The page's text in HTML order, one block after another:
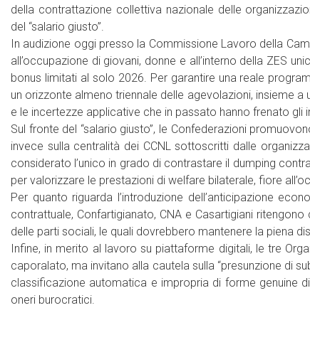
della contrattazione collettiva nazionale delle
del “salario giusto”.
In audizione oggi presso la Commissione Lavoro della
all’occupazione di giovani, donne e all’interno della ZES
bonus limitati al solo 2026. Per garantire una reale
un orizzonte almeno triennale delle agevolazioni, insieme
e le incertezze applicative che in passato hanno frenato gli
Sul fronte del “salario giusto”, le Confederazioni
invece sulla centralità dei CCNL sottoscritti dalle
considerato l’unico in grado di contrastare il dumping
per valorizzare le prestazioni di welfare bilaterale, fiore
Per quanto riguarda l’introduzione dell’anticipazione
contrattuale, Confartigianato, CNA e Casartigiani
delle parti sociali, le quali dovrebbero mantenere la piena
Infine, in merito al lavoro su piattaforme digitali, le tre
caporalato, ma invitano alla cautela sulla “presunzione di
classificazione automatica e impropria di forme genuine
oneri burocratici.